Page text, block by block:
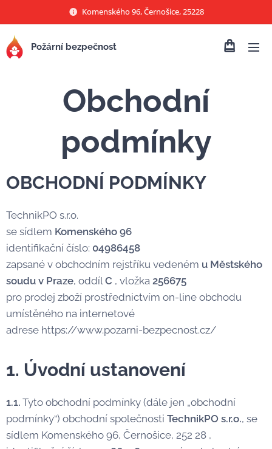
Komenského 96, Černošice, 25228
Požární bezpečnost
Obchodní
podmínky
OBCHODNÍ PODMÍNKY
TechnikPO s.r.o.
se sídlem Komenského 96
identifikační číslo: 04986458
zapsané v obchodním rejstříku vedeném u Městského
soudu v Praze, oddílC , vložka 256675
pro prodej zboží prostřednictvím on-line obchodu
umístěného na internetové
adrese https://www.pozarni-bezpecnost.cz/
1. Úvodní ustanovení
1.1. Tyto obchodní podmínky (dále jen „obchodní
podmínky“) obchodní společnosti TechnikPO s.r.o., se
sídlem Komenského 96, Černošice, 252 28 ,